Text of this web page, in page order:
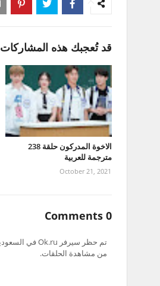
قد تُعجبك هذه المشاركات
الاخوة المدركون حلقة 238
مترجمة للعربية
October 21, 2021
0 Comments
من مشاهدة الحلقات.